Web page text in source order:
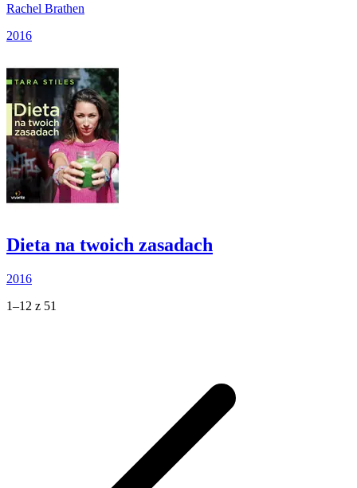
Rachel Brathen
2016
Dieta na twoich zasadach
2016
1–12 z 51